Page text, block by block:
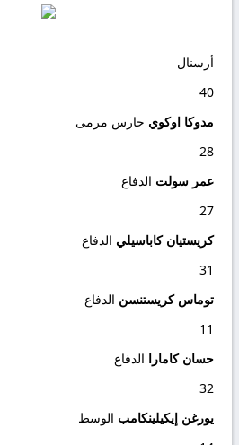
أرسنال
40
مدوكا اوكوي حارس مرمى
28
عمر سولت الدفاع
27
كريستيان كاباسيلي الدفاع
31
توماس كريستنسن الدفاع
11
حسان كامارا الدفاع
32
يورغن إيكيلينكامب الوسط